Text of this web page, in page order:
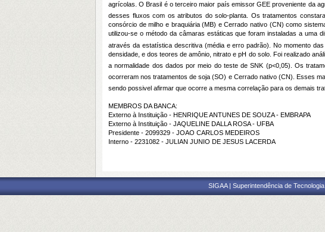
agrícolas. O Brasil é o terceiro maior país emissor GEE proveniente da
desses fluxos com os atributos do solo-planta. Os tratamentos
consórcio de milho e braquiária (MB) e Cerrado nativo (CN) como
utilizou-se o método da câmaras estáticas que foram instaladas a uma
através da estatística descritiva (média e erro padrão). No momento
densidade, e dos teores de amônio, nitrato e pH do solo. Foi realizado
a normalidade dos dados por meio do teste de SNK (p<0,05).
Os
ocorreram nos tratamentos de soja (SO) e Cerrado nativo (CN). Esses
sendo possivel afirmar que ocorre a mesma correlação para os demais
MEMBROS DA BANCA:
Externo à Instituição - HENRIQUE ANTUNES DE SOUZA - EMBRAPA
Externo à Instituição - JAQUELINE DALLA ROSA - UFBA
Presidente - 2099329 - JOAO CARLOS MEDEIROS
Interno - 2231082 - JULIAN JUNIO DE JESUS LACERDA
SIGAA | Superintendência de